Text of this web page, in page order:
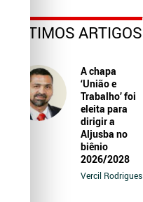
ÚLTIMOS ARTIGOS
A chapa
‘União e
Trabalho’ foi
eleita para
dirigir a
Aljusba no
biênio
2026/2028
Vercil Rodrigues